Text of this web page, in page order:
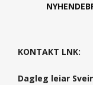
KONTAKT LNK:
Dagleg leiar